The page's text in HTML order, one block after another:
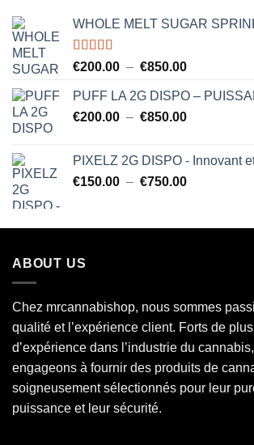
WHOLE MELT SUGAR
Note5.00
€200.00 – €850.00Plage
prix :
€200.00
PUFF LA 2G DISPO –
€200.00 – €850.00Plage
€200.00
à
PIXELZ 2G DISPO - Innovant
€150.00 – €750.00Plage
€150.00
ABOUT US
Chez mrcannabishop, nous sommes
qualité et l’expérience client. Forts de
d’expérience dans l’industrie du cannabis
engageons à fournir des produits de
soigneusement sélectionnés pour leur
puissance et leur sécurité.